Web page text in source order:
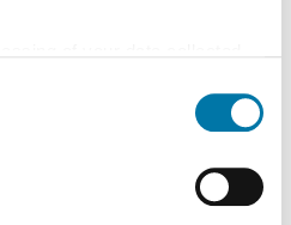
accordance with Art. 49 (1) p.
being processed in the USA.
European Union (ECJ) has
of data protection in the